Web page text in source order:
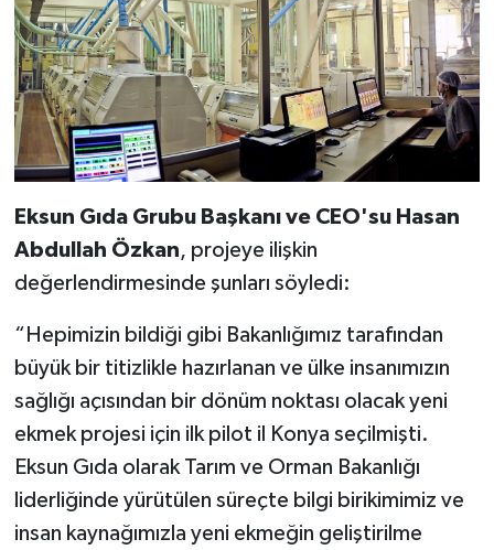
Eksun Gıda Grubu Başkanı ve CEO'su Hasan
Abdullah Özkan, projeye ilişkin
değerlendirmesinde şunları söyledi:
“Hepimizin bildiği gibi Bakanlığımız tarafından
büyük bir titizlikle hazırlanan ve ülke insanımızın
sağlığı açısından bir dönüm noktası olacak yeni
ekmek projesi için ilk pilot il Konya seçilmişti.
Eksun Gıda olarak Tarım ve Orman Bakanlığı
liderliğinde yürütülen süreçte bilgi birikimimiz ve
insan kaynağımızla yeni ekmeğin geliştirilme